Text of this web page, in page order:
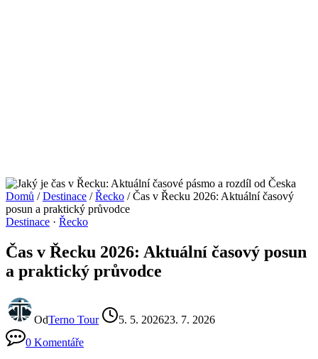
Domů / Destinace / Řecko / Čas v Řecku 2026: Aktuální časový
posun a praktický průvodce
Destinace · Řecko
Čas v Řecku 2026: Aktuální časový posun
a praktický průvodce
OdTerno Tour 5. 5. 202623. 7. 2026
0 Komentáře